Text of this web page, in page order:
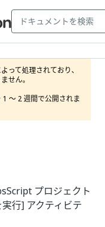
って処理されており、
せん。
～ 2 週間で公開されま
プロジェクト
行] アクティビテ